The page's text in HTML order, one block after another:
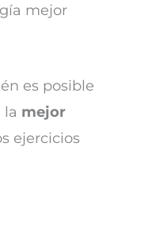
mejor
es posible
la mejor
ejercicios